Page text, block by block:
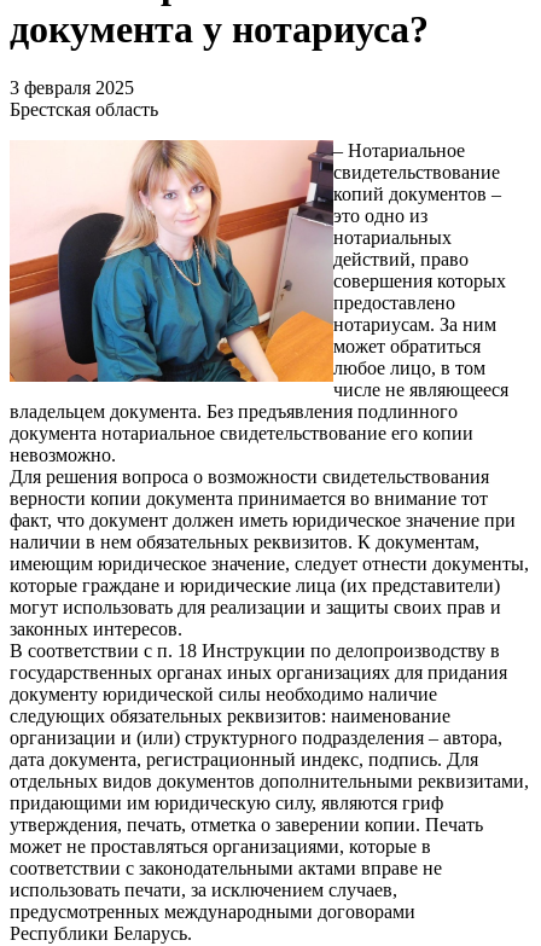
документа у нотариуса?
3 февраля 2025
Брестская область
– Нотариальное
свидетельствование
копий документов –
это одно из
нотариальных
действий, право
совершения которых
предоставлено
нотариусам. За ним
может обратиться
любое лицо, в том
числе не являющееся
владельцем документа. Без предъявления подлинного
документа нотариальное свидетельствование его копии
невозможно.
Для решения вопроса о возможности свидетельствования
верности копии документа принимается во внимание тот
факт, что документ должен иметь юридическое значение при
наличии в нем обязательных реквизитов. К документам,
имеющим юридическое значение, следует отнести документы,
которые граждане и юридические лица (их представители)
могут использовать для реализации и защиты своих прав и
законных интересов.
В соответствии с п. 18 Инструкции по делопроизводству в
государственных органах иных организациях для придания
документу юридической силы необходимо наличие
следующих обязательных реквизитов: наименование
организации и (или) структурного подразделения – автора,
дата документа, регистрационный индекс, подпись. Для
отдельных видов документов дополнительными реквизитами,
придающими им юридическую силу, являются гриф
утверждения, печать, отметка о заверении копии. Печать
может не проставляться организациями, которые в
соответствии с законодательными актами вправе не
использовать печати, за исключением случаев,
предусмотренных международными договорами
Республики Беларусь.